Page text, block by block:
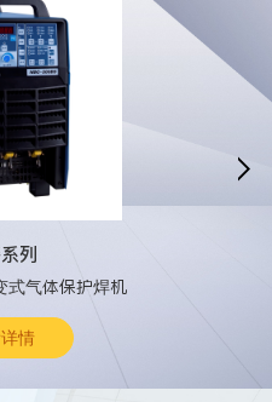
列
式气体保护焊机
情
